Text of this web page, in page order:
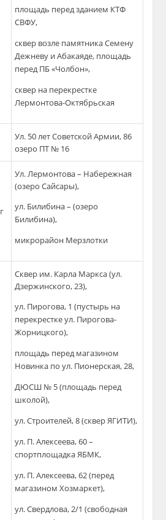
площадь перед зданием КТФ
СВФУ,
сквер возле памятника Семену
Дежневу и Абакаяде, площадь
перед ПБ «Чолбон»,
сквер на перекрестке
Лермонтова-Октябрьская
Ул. 50 лет Советской Армии, 86
озеро ПТ № 16
Ул. Лермонтова – Набережная
(озеро Сайсары),
ул. Билибина – (озеро
Билибина),
микрорайон Мерзлотки
Сквер им. Карла Маркса (ул.
Дзержинского, 23),
ул. Пирогова, 1 (пустырь на
перекрестке ул. Пирогова-
Жорницкого),
площадь перед магазином
Новинка по ул. Пионерская, 28,
ДЮСШ № 5 (площадь перед
школой),
ул. Строителей, 8 (сквер ЯГИТИ),
ул. П. Алексеева, 60 –
спортплощадка ЯБМК,
ул. П. Алексеева, 62 (перед
магазином Хозмаркет),
ул. Свердлова, 2/1 (свободная